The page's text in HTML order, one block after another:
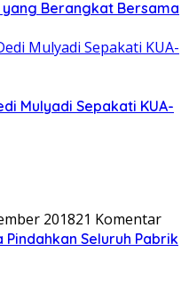
Berangkat Bersama
Mulyadi Sepakati KUA-
201821 Komentar
Seluruh Pabrik